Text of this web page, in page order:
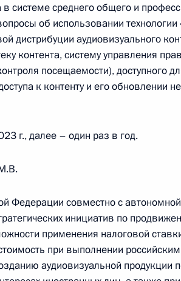
совещания с членами
комплекса «Звезда»
инфраструктуры Москвы
в системе среднего общего и
об использовании технологии
дистрибуции аудиовизуального
контента, систему управления
посещаемости), доступного
к контенту и его обновлении
г., далее – один раз в год.
Федерации совместно с
инициатив по
применения налоговой
при выполнении
аудиовизуальной продукции